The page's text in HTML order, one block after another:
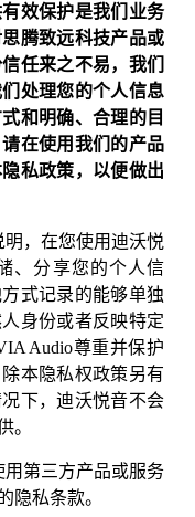
效保护是我们业务
腾致远科技产品或
任来之不易，我们
处理您的个人信息
和明确、合理的目
在使用我们的产品
私政策，以便做出
，在您使用迪沃悦
、分享您的个人信
式记录的能够单独
身份或者反映特定
Audio尊重并保护
本隐私权政策另有
下，迪沃悦音不会
。
第三方产品或服务
隐私条款。